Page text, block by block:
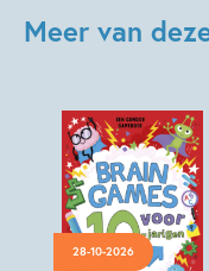
Meer van
28-10-2026